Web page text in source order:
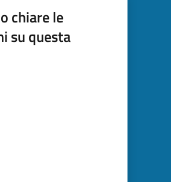
chiare le
su questa